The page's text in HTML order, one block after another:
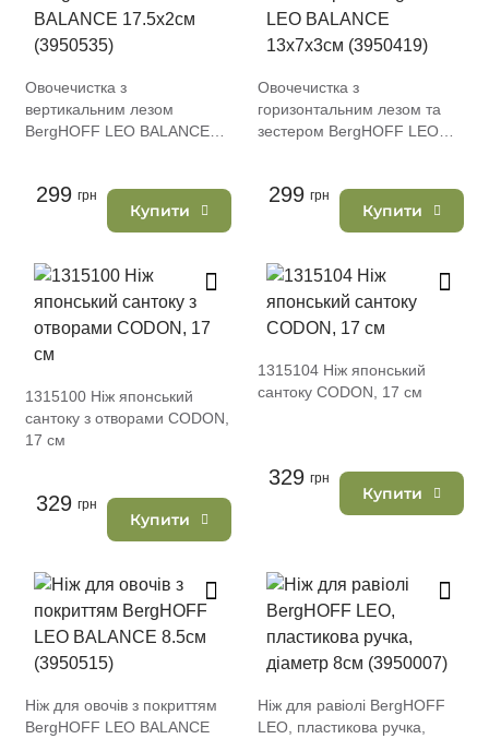
Овочечистка з
вертикальним лезом
BergHOFF LEO BALANCE
299 грн
Купити
Овочечистка з
горизонтальним лезом та
зестером BergHOFF LEO
299 грн
Купити
1315100 Ніж японський
сантоку з отворами CODON,
17 см
329 грн
Купити
1315104 Ніж японський
сантоку CODON, 17 см
329 грн
Купити
Ніж для овочів з покриттям
BergHOFF LEO BALANCE
Ніж для равіолі BergHOFF
LEO, пластикова ручка,